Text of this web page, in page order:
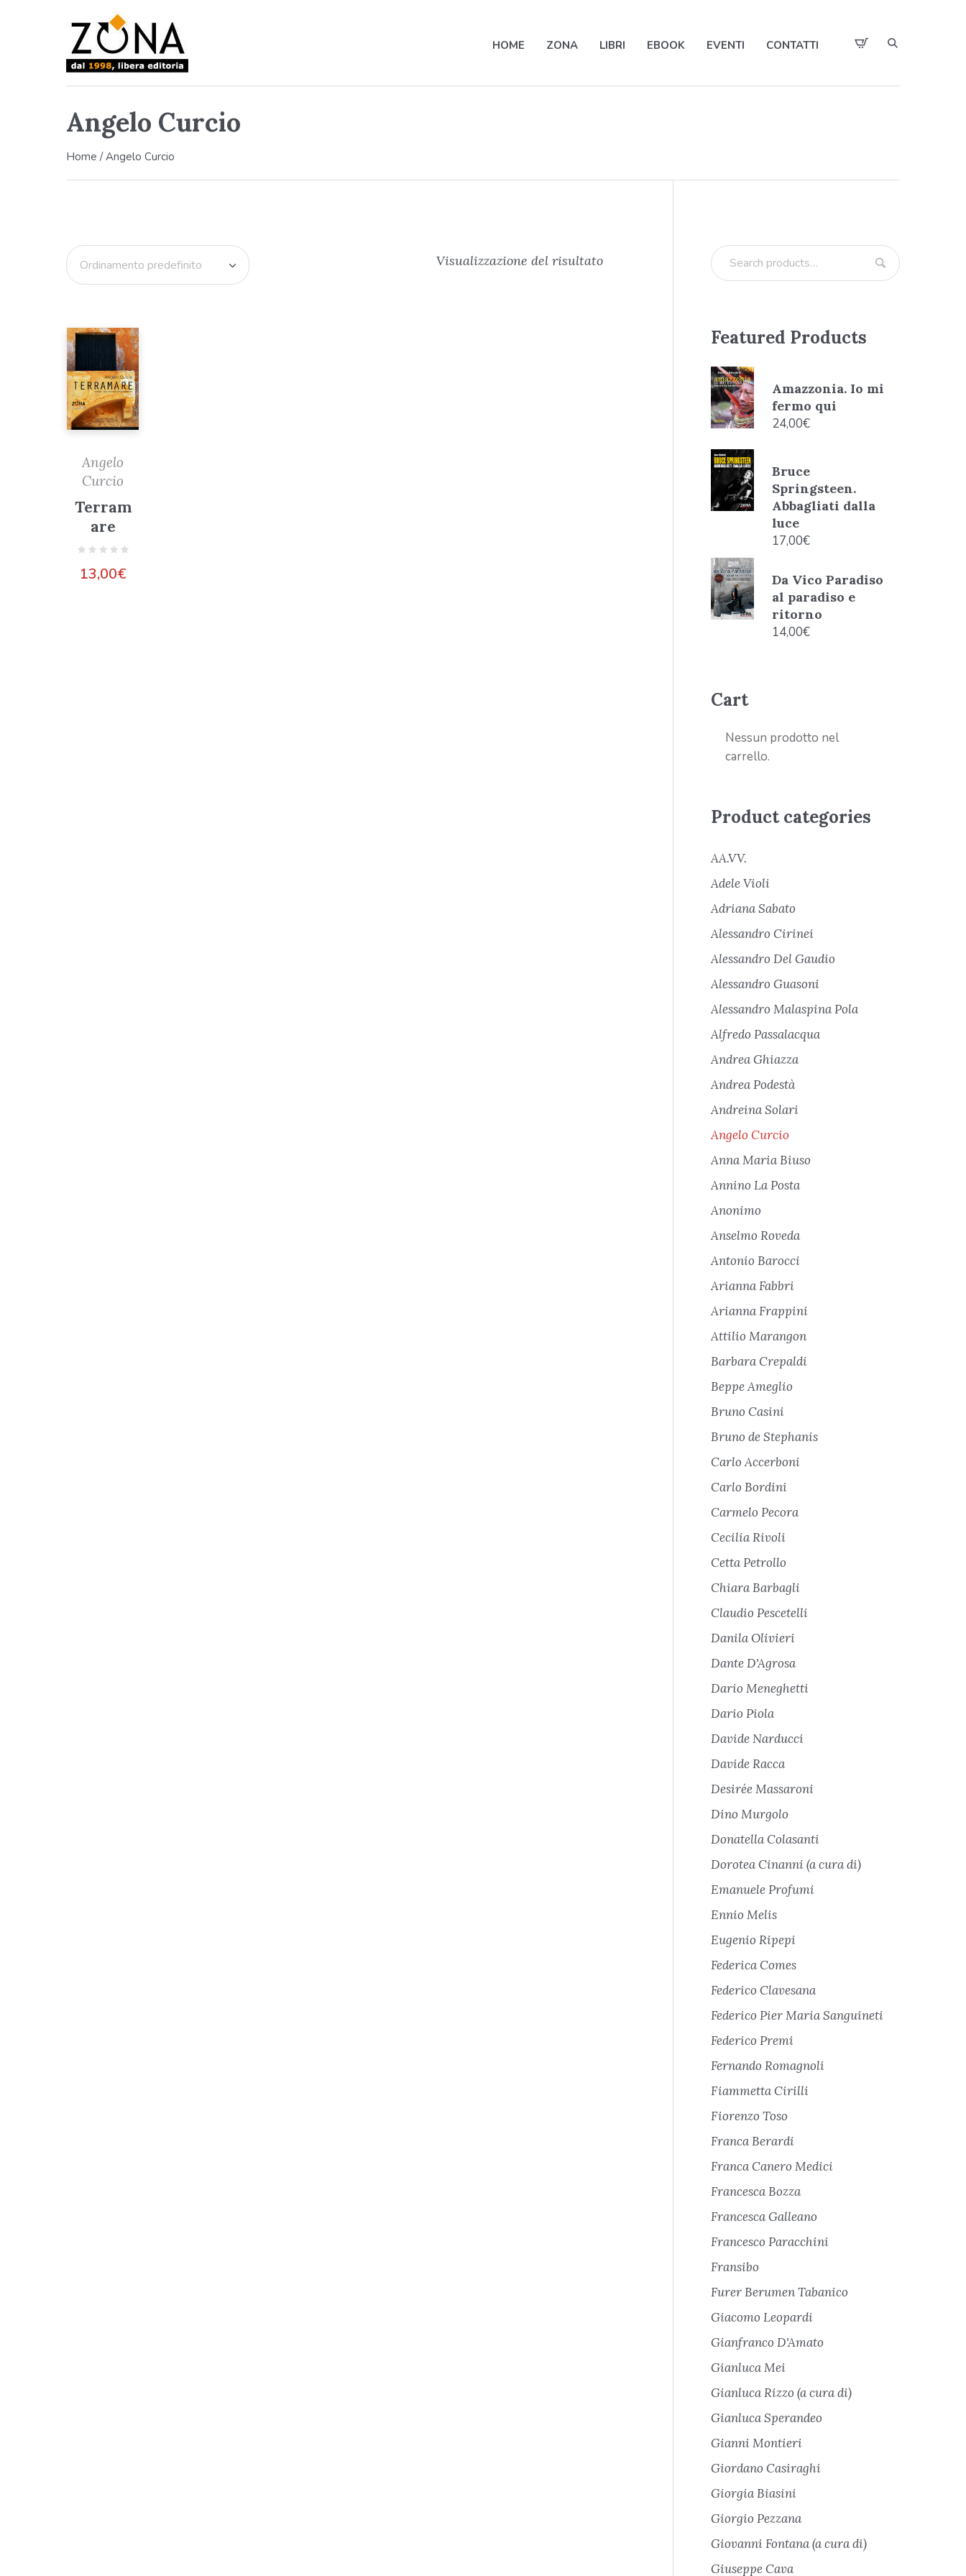
HOME ZONA LIBRI EBOOK EVENTI CONTATTI
Angelo Curcio
Home / Angelo Curcio
Visualizzazione del risultato
Angelo
Curcio
Terram
are
13,00€
Featured Products
Amazzonia. Io mi
fermo qui
24,00€
Bruce
Springsteen.
Abbagliati dalla
luce
17,00€
Da Vico Paradiso
al paradiso e
ritorno
14,00€
Cart
Nessun prodotto nel
carrello.
Product categories
AA.VV.
Adele Violi
Adriana Sabato
Alessandro Cirinei
Alessandro Del Gaudio
Alessandro Guasoni
Alessandro Malaspina Pola
Alfredo Passalacqua
Andrea Ghiazza
Andrea Podestà
Andreina Solari
Angelo Curcio
Anna Maria Biuso
Annino La Posta
Anonimo
Anselmo Roveda
Antonio Barocci
Arianna Fabbri
Arianna Frappini
Attilio Marangon
Barbara Crepaldi
Beppe Ameglio
Bruno Casini
Bruno de Stephanis
Carlo Accerboni
Carlo Bordini
Carmelo Pecora
Cecilia Rivoli
Cetta Petrollo
Chiara Barbagli
Claudio Pescetelli
Danila Olivieri
Dante D'Agrosa
Dario Meneghetti
Dario Piola
Davide Narducci
Davide Racca
Desirée Massaroni
Dino Murgolo
Donatella Colasanti
Dorotea Cinanni (a cura di)
Emanuele Profumi
Ennio Melis
Eugenio Ripepi
Federica Comes
Federico Clavesana
Federico Pier Maria Sanguineti
Federico Premi
Fernando Romagnoli
Fiammetta Cirilli
Fiorenzo Toso
Franca Berardi
Franca Canero Medici
Francesca Bozza
Francesca Galleano
Francesco Paracchini
Fransibo
Furer Berumen Tabanico
Giacomo Leopardi
Gianfranco D'Amato
Gianluca Mei
Gianluca Rizzo (a cura di)
Gianluca Sperandeo
Gianni Montieri
Giordano Casiraghi
Giorgia Biasini
Giorgio Pezzana
Giovanni Fontana (a cura di)
Giuseppe Cava